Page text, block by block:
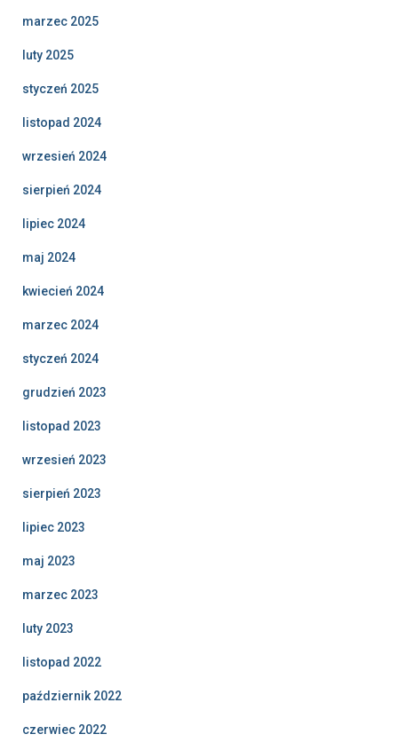
marzec 2025
luty 2025
styczeń 2025
listopad 2024
wrzesień 2024
sierpień 2024
lipiec 2024
maj 2024
kwiecień 2024
marzec 2024
styczeń 2024
grudzień 2023
listopad 2023
wrzesień 2023
sierpień 2023
lipiec 2023
maj 2023
marzec 2023
luty 2023
listopad 2022
październik 2022
czerwiec 2022